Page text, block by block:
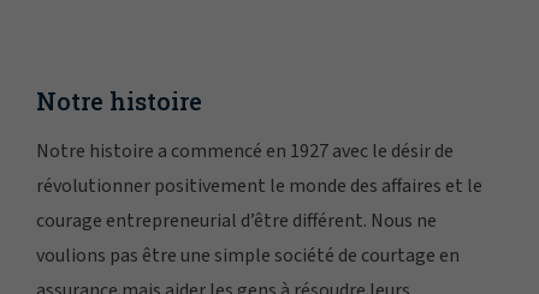
Notre histoire
Notre histoire a commencé en 1927 avec le désir de
révolutionner positivement le monde des affaires et le
courage entrepreneurial d’être différent. Nous ne
voulions pas être une simple société de courtage en